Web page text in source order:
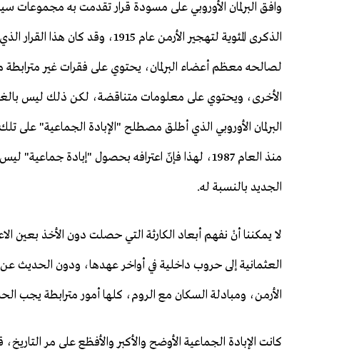
وافق البرلمان الأوروبي على مسودة قرار تقدمت به مجموعات
الذكرى المئوية لتهجير الأرمن عام 1915، وقد كان هذا
لصالحه معظم أعضاء البرلمان، يحتوي على فقرات غير مترابطة
الأخرى، ويحتوي على معلومات متناقضة، لكن ذلك ليس
البرلمان الأوروبي الذي أطلق مصطلح "الإبادة الجماعية" على تلك
منذ العام 1987، لهذا فإنّ اعترافه بحصول "إبادة جماعية"
الجديد بالنسبة له.
لا يمكننا أنْ نفهم أبعاد الكارثة التي حصلت دون الأخذ بعين
العثمانية إلى حروب داخلية في أواخر عهدها، ودون الحديث
الأرمن، ومبادلة السكان مع الروم، كلها أمور مترابطة يجب
كانت الإبادة الجماعية الأوضح والأكبر والأفظع على مر